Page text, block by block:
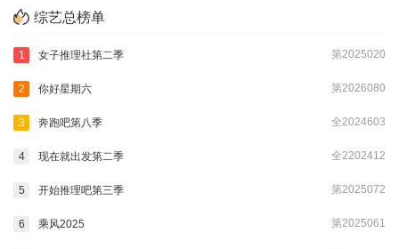
综艺总榜单
第2025020
1 女子推理社第二季
第2026080
2 你好星期六
全2024603
3 奔跑吧第八季
全2202412
4 现在就出发第二季
第2025072
5 开始推理吧第三季
第2025061
6 乘风2025